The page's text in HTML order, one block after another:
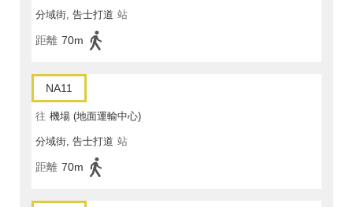
分域街, 告士打道 站
距離 70m
NA11
往 機場 (地面運輸中心)
分域街, 告士打道 站
距離 70m